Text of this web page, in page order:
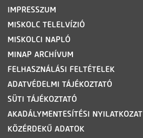
IMPRESSZUM
MISKOLC TELELVÍZIÓ
MISKOLCI NAPLÓ
MINAP ARCHÍVUM
FELHASZNÁLÁSI FELTÉTELEK
ADATVÉDELMI TÁJÉKOZTATÓ
SÜTI TÁJÉKOZTATÓ
AKADÁLYMENTESÍTÉSI NYILATKOZAT
KÖZÉRDEKŰ ADATOK